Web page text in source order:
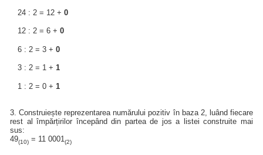
24 : 2 = 12 + 0
12 : 2 = 6 + 0
6 : 2 = 3 + 0
3 : 2 = 1 + 1
1 : 2 = 0 + 1
3. Construiește reprezentarea numărului pozitiv în baza 2, luând fiecare
rest al împărțirilor începând din partea de jos a listei construite mai
sus:
49(10) = 11 0001(2)